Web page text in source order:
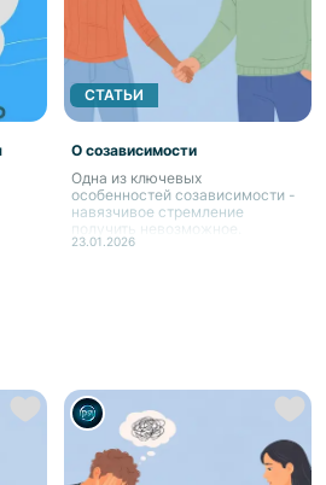
СТАТЬИ
О созависимости
Одна из ключевых
особенностей созависимости -
навязчивое стремление
получить невозможное.
23.01.2026